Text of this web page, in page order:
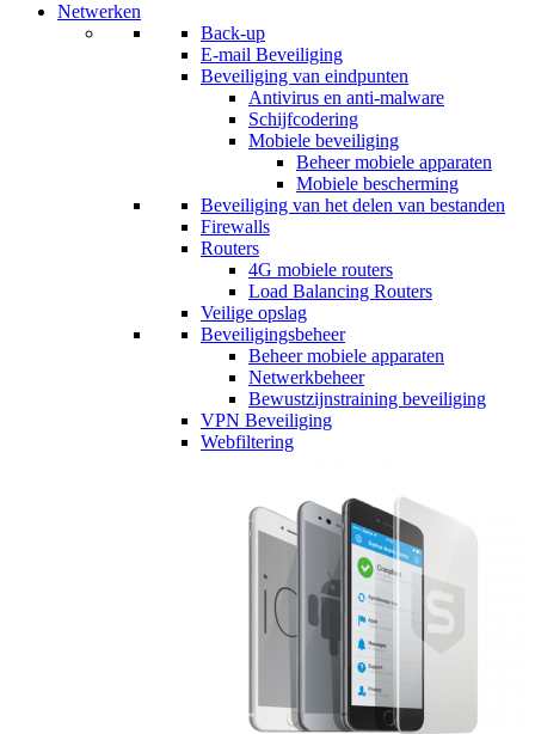
Netwerken
Back-up
E-mail Beveiliging
Beveiliging van eindpunten
Antivirus en anti-malware
Schijfcodering
Mobiele beveiliging
Beheer mobiele apparaten
Mobiele bescherming
Beveiliging van het delen van bestanden
Firewalls
Routers
4G mobiele routers
Load Balancing Routers
Veilige opslag
Beveiligingsbeheer
Beheer mobiele apparaten
Netwerkbeheer
Bewustzijnstraining beveiliging
VPN Beveiliging
Webfiltering